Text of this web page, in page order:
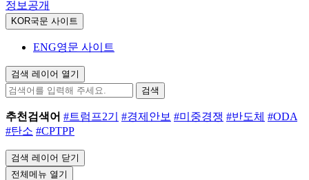
정보공개
KOR국문 사이트
ENG영문 사이트
검색 레이어 열기
검색
추천검색어 #트럼프2기 #경제안보 #미중경쟁 #반도체 #ODA
#탄소 #CPTPP
검색 레이어 닫기
전체메뉴 열기